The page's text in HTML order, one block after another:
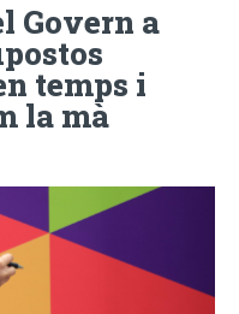
Govern a
temps i
la mà